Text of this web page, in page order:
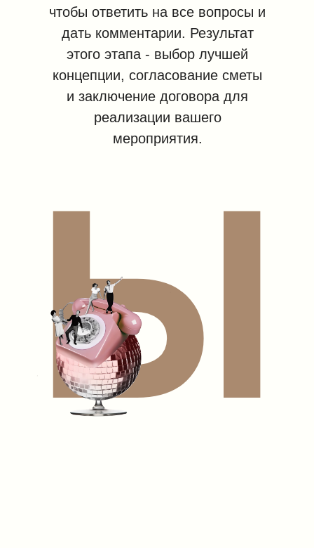
Ы
чтобы ответить на все вопросы и
дать комментарии. Результат
этого этапа - выбор лучшей
концепции, согласование сметы
и заключение договора для
реализации вашего
мероприятия.